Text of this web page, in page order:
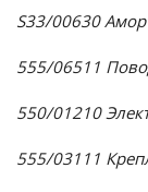
S33/00630
555/06511
550/01210
555/03111